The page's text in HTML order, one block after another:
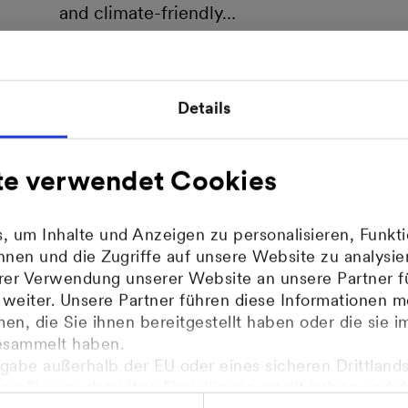
Details
verwendet Cookies
um Inhalte und Anzeigen zu personalisieren,
und die Zugriffe auf unsere Website zu
Verwendung unserer Website an unsere Partner
Unsere Partner führen diese Informationen
die Sie ihnen bereitgestellt haben oder die sie
haben.
außerhalb der EU oder eines sicheren
and climate-friendly…
14. März 2025 | MVV
MVV: Successful balance of
climate protection and
competitiveness
Mannheim energy
company MVV
upholds its